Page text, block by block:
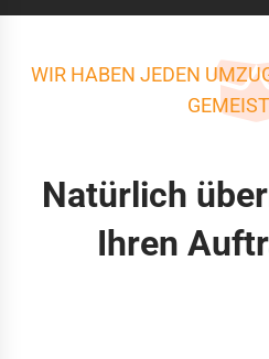
WIR HABEN JEDEN
Natürlich
Ihren